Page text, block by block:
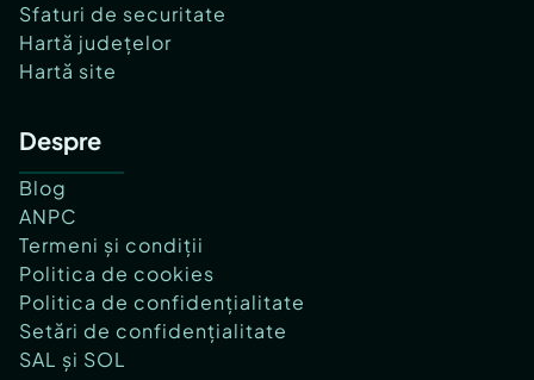
Sfaturi de securitate
Hartă județelor
Hartă site
Despre
Blog
ANPC
Termeni și condiții
Politica de cookies
Politica de confidențialitate
Setări de confidențialitate
SAL și SOL